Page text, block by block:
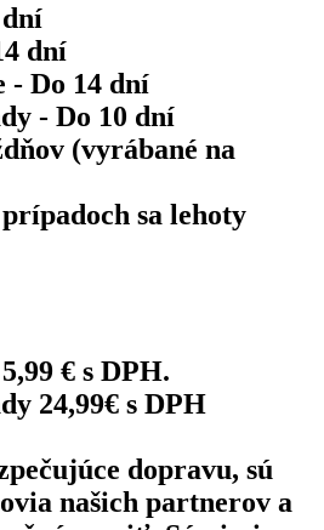
dní
- Do 14 dní
- Do 10 dní
(vyrábané na
sa lehoty
€ s DPH.
24,99€ s DPH
dopravu, sú
našich partnerov a